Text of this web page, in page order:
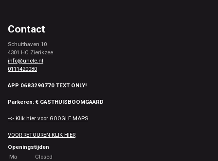
Contact
Schuithaven 10
4301 HC Zierikzee
info@uncle.nl
0111420080
APP 0683290770 TEXT ONLY!
Parkeren: € GASTHUISBOOMGAARD
--> Klik hier voor GOOGLE MAPS
VOOR RETOUREN KLIK HIER
Openingstijden
Ma
Closed